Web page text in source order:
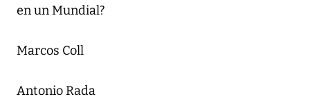
en un Mundial?
Marcos Coll
Antonio Rada